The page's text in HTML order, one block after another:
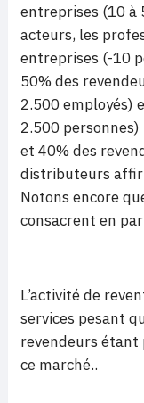
entreprises (10 à
acteurs, les
entreprises (-10
50% des
2.500 employés)
2.500
et 40% des
distributeurs
Notons encore
consacrent en
L’activité de
services pesant
revendeurs étant
ce marché..